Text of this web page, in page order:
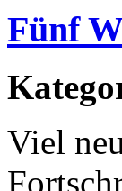
Fünf
Viel